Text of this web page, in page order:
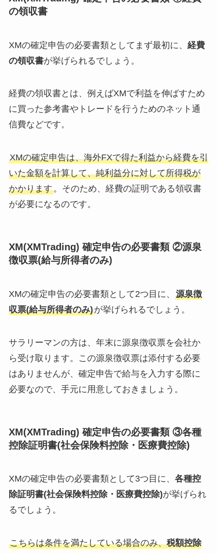
の領収書
XMの確定申告の必要書類としてまず最初に、 経費
の領収書が挙げられるでしょう。
経費の領収書とは、例えばXMで利益を伸ばすため
に買った参考書やトレードを行うためのネット通
信費などです。
XMの確定申告は、海外FXで得た利益から経費を引
いた金額を計算して、純利益分に対して所得税が
かかります。そのため、経費の証明である領収書
が必要になるのです。
XM(XMTrading) 確定申告の必要書類 ②源泉
徴収票(給与所得者のみ)
XMの確定申告の必要書類として2つ目に、 源泉徴
収票(給与所得者のみ)が挙げられるでしょう。
サラリーマンの方は、年末に源泉徴収票を会社か
ら受け取ります。この源泉徴収票は添付する必要
はありませんが、確定申告で給与を入力する際に
必要なので、手元に用意しておきましょう。
XM(XMTrading) 確定申告の必要書類 ③各種
控除証明書(社会保険料控除・医療費控除)
XMの確定申告の必要書類として3つ目に、 各種控
除証明書(社会保険料控除・医療費控除)が挙げられ
るでしょう。
こちらは条件を満たしている場合のみ、税額控除